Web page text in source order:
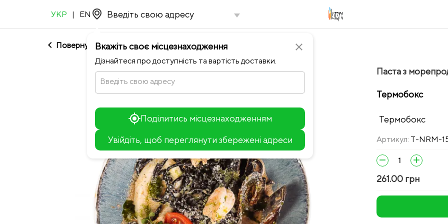
УКР | EN
close
Вкажіть своє місцезнаходження
Дізнайтеся про доступність та вартість доставки.
Введіть свою адресу
Поділитись місцезнаходженням
Увійдіть, щоб переглянути збережені адреси
+
−
chevron_left Повернутися до NEO ROOM
Паста з
Термобокс
Термобокс
Артикул: T-NRM-
remove add
261.00 грн